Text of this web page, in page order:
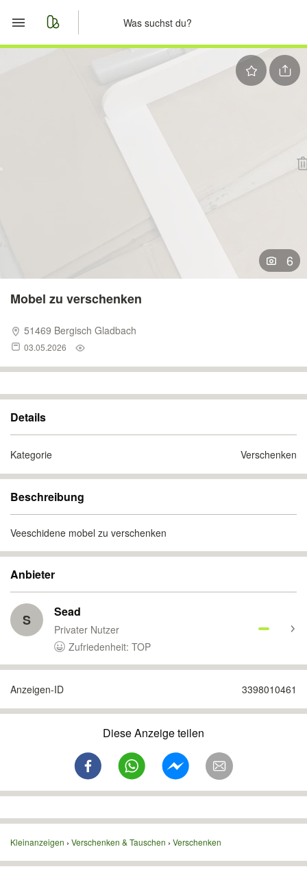
Nachrichten
Anzeige aufgeben
6
Mobel zu verschenken
51469 Bergisch Gladbach
03.05.2026
Details
Kategorie Verschenken
Beschreibung
Veeschidene mobel zu verschenken
Anbieter
S Sead
Privater Nutzer
Zufriedenheit: TOP
Anzeigen-ID 3398010461
Diese Anzeige teilen
Kleinanzeigen Verschenken & Tauschen Verschenken